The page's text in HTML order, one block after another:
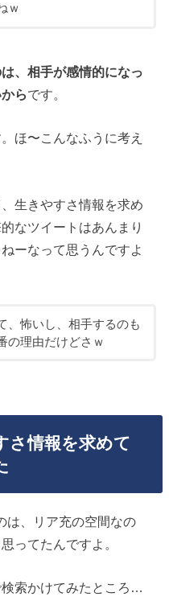
ｗ
、相手が感情的になっ
らです。
ほ〜こんなふうに考え
生きやすさ情報を求め
なツイートはあんまり
ーなって思うんですよ
、怖いし、相手するのも
の理由だけどさｗ
さ情報を求めて
は、リア充の空間なの
ってたんですよ。
索かけてみたところ…